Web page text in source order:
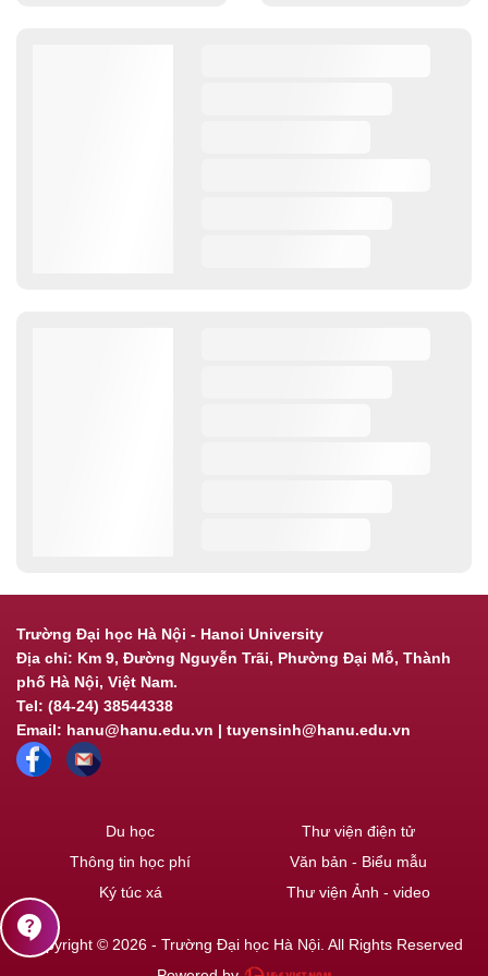
Trường Đại học Hà Nội - Hanoi University
Địa chỉ: Km 9, Đường Nguyễn Trãi, Phường Đại Mỗ, Thành
phố Hà Nội, Việt Nam.
Tel: (84-24) 38544338
Email: hanu@hanu.edu.vn | tuyensinh@hanu.edu.vn
Du học
Thông tin học phí
Ký túc xá
Thư viện điện tử
Văn bản - Biểu mẫu
Thư viện Ảnh - video
Copyright © 2026 - Trường Đại học Hà Nội. All Rights Reserved
contact_support